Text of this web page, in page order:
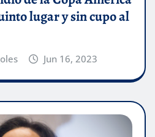
lugar y sin cupo al
Jun 16, 2023